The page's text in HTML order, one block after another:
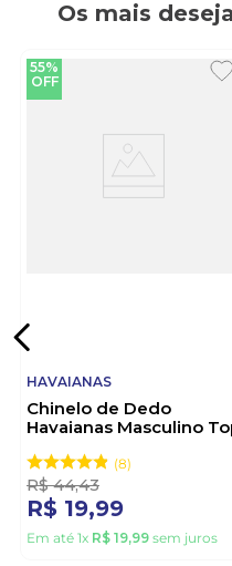
Os mais
55%
OFF
HAVAIANAS
Chinelo de Dedo
Havaianas Masculino
8
R$ 44,43
R$ 19,99
Em até 1x R$ 19,99 sem juros